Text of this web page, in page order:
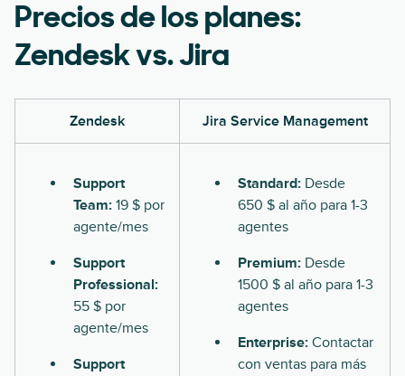
Precios de los planes:
Zendesk vs. Jira
Zendesk Jira Service Management
Support
Team: 19 $ por
agente/mes
Support
Professional:
55 $ por
agente/mes
Support
Standard: Desde
650 $ al año para 1-3
agentes
Premium: Desde
1500 $ al año para 1-3
agentes
Enterprise: Contactar
con ventas para más